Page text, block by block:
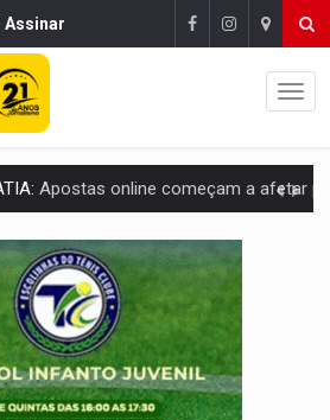
Assinar
Plantar árvores não será mais suficiente para
LUA:Cientistas alertam para possível base secreta no satélite
COM PEUGEOT:Incêndio destrói carro que era rebocado para oficina
é filmado furtando moto na frente do bar
DE PESQUISA:Iniciativa Amazônia+10 lança chamada para fortalecer